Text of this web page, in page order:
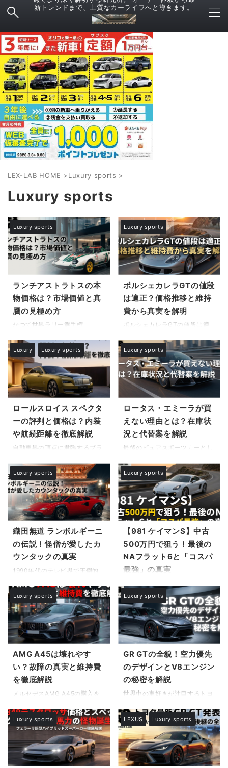
新トレンドまで、上質なカーライフへと導きます。
LEX-LAB HOME >Luxury sports >
Luxury sports
Luxury sports
ランチアストラトスの本
物価格は？市場価値と真
贋の見極め方
かつて世界ラリー選手権
として語り継がれるランチアス
トラトス。自動車史におけるそ
の圧倒的な存在感から、多くの
ファンやコレクターが、現在の
「ランチアストラトスの本物価
格と市場価値」が一体どの程度
の水準にあるのか、強い関心を
抱き続けています。 また、その
極めて高い希少性を正しく理解
する上で、「ランチアストラト
スは何台生産されましたか」と
ります。この記事では、年々高
騰を続ける価格の背景にある生
産台数の複雑な実態や、車両の
「真正性を決定づける重要な鑑
定基準」 ...
Luxury sports
ポルシェカレラGTの値段
は適正？価格推移と維持
費から真実を解明
ポルシェカレラGTの値段は適
く知りたいと考えている自動車
ファンやコレクターは少なくあ
りません。伝説的なV10エンジ
ンを搭載したこのスーパーカー
は、発売から20年以上が経過し
た今でも世界中で注目を集めて
います。 現在のカレラGTの価
格はいくらですかという純粋な
疑問を持つ方もいれば、当時の
ポルシェカレラGTの新車価格
からの推移を分析し、投資対象
える方もいるはずです。本記事
では、市場データや維持費の実
態をもとに、その価値の真髄に
迫ります。 この記事で分かる
...
Luxury Luxury sports
ロールスロイス スペクタ
ーの評判と価格は？内装
や航続距離を徹底解説
自動車界の頂点に君臨するブラ
第一歩を踏み出しました。ロー
ルスロイススペクターに関する
情報は、今、世界中の富裕層や
自動車愛好家の間で最も熱い視
線を集めているトピックの一つ
です。 長きにわたりブランドの
象徴であったV12エンジンとい
う心臓部を捨て去り、静寂な電
気モーターを選択したこの歴史
的な決断は、果たして「魔法の
絨毯」と称される極上の乗り心
たのでしょうか。それとも、内
燃機関が持っていた伝統的な魅
力やロマンが損なわれてしまっ
たのでしょうか。 この変革期に
...
Luxury sports
ロータス・エミーラが買
えない理由とは？在庫状
況と代替案を解説
最後のピュアスポーツカーとし
ーラを手に入れたいと願いなが
らも、その入手の難しさに直面
している方は少なくありませ
ん。ディーラーへ足を運んでも
注文を受け付けてもらえなかっ
たり、先の見えない納期に不安
を感じたりすることもあるはず
です。 ここでは、なぜこのよう
な事態に陥っているのか、ロー
タス・エミーラが買えない理由
と現状について、生産体制やグ
紐解いていきます。 また、多く
のファンが懸念している希少な
ロータス・エミーラの生産台数
はどの程度なのか、そして具体
的な ...
Luxury sports
織田無道 ランボルギーニ
の伝説！怪僧が愛したカ
ウンタックの真実
1990年代のテレビ界で圧倒的
要と型破りな僧侶としての歩み
を振り返ると、そこには常に驚
きがありました。何より世間を
騒がせたのは、豪快な生き方を
象徴する織田無道 ランボルギー
ニという異色の組み合わせで
す。 彼が所有していたのは、世
界に数台だけのWalter Wolf仕
様の詳細な歴史を持つ特別な一
台でした。映画で松田優作が駆
った伝説的マシンの来歴を持
ンタックの技術仕様を備えたそ
の車両は、今もなお多くの人々
の記憶に刻まれています。 この
記事で分かる事 織田 ...
Luxury sports
【981 ケイマンS】中古
500万円で狙う！最後の
NAフラット6と「コスパ
最強」の真実
イジングターボへと大きく舵を
切る中で、かつて当たり前だっ
た「純粋なエンジンの楽しみ」
が失われつつあります。「ポル
シェに乗りたいけれど、最新の
911は高すぎて手が出ない」
「718の4気筒サウンドでは満
足できない」……そんな悩みを
持つ車好きの間で、今、熱狂的
な支持を集めている一台をご存
知でしょうか？ それが、ポルシ
気の水平対向6気筒エンジンが
奏でる乾いたサウンド、電光石
火のPDK、そしてミッドシップ
ならではの回頭性。これら全て
を備えながら、中古市 ...
Luxury sports
AMG A45は壊れやす
い？故障の真実と維持費
を徹底解説
メルセデスAMG A45の購入を
で頻繁に目にするのが信頼性に
関するネガティブな噂です。実
際にAMG A45が壊れやすいの
は本当なのかという疑問は、オ
ーナー予備軍にとって最大の懸
念材料でしょう。特に、リッタ
Luxury sports
GR GTの全貌！空力優先
のデザインとV8エンジン
の秘密を解説
世界中の車好きが注目するトヨ
GR GTがついにその姿を現しま
した。この車は単なる新型車で
はなく、これまでの常識を覆す
驚くべきプロセスで開発されて
いることをご存知でしょうか。
GR GTについて調べているあな
Luxury sports LEXUS Luxury sports